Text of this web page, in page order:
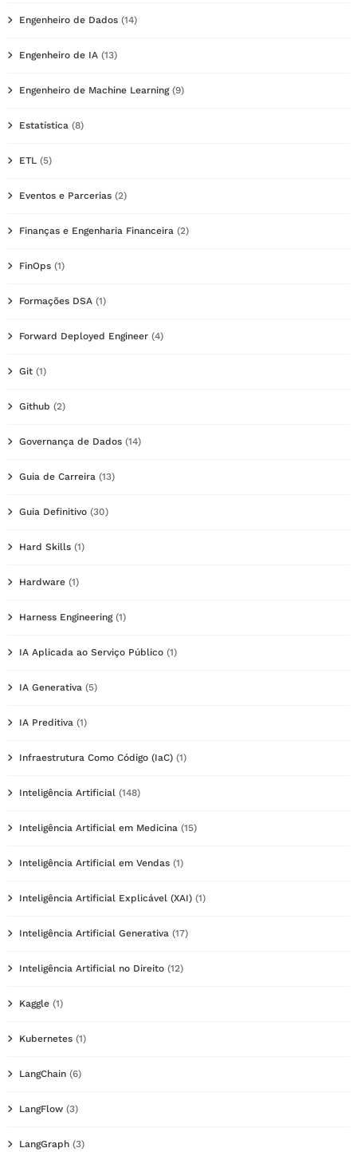
Engenheiro de Dados (14)
Engenheiro de IA (13)
Engenheiro de Machine Learning(9)
Estatística (8)
ETL (5)
Eventos e Parcerias (2)
Finanças e Engenharia Financeira (2)
FinOps (1)
Formações DSA (1)
Forward Deployed Engineer (4)
Git (1)
Github (2)
Governança de Dados (14)
Guia de Carreira (13)
Guia Definitivo (30)
Hard Skills (1)
Hardware (1)
Harness Engineering(1)
IA Aplicada ao Serviço Público (1)
IA Generativa (5)
IA Preditiva (1)
Infraestrutura Como Código (IaC) (1)
Inteligência Artificial (148)
Inteligência Artificial em Medicina (15)
Inteligência Artificial em Vendas (1)
Inteligência Artificial Explicável (XAI) (1)
Inteligência Artificial Generativa (17)
Inteligência Artificial no Direito (12)
Kaggle (1)
Kubernetes (1)
LangChain (6)
LangFlow (3)
LangGraph (3)